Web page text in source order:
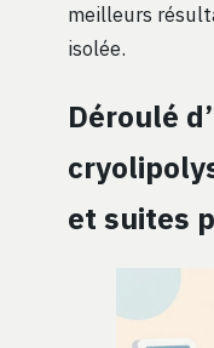
meilleurs
isolée.
Déroulé
et suites